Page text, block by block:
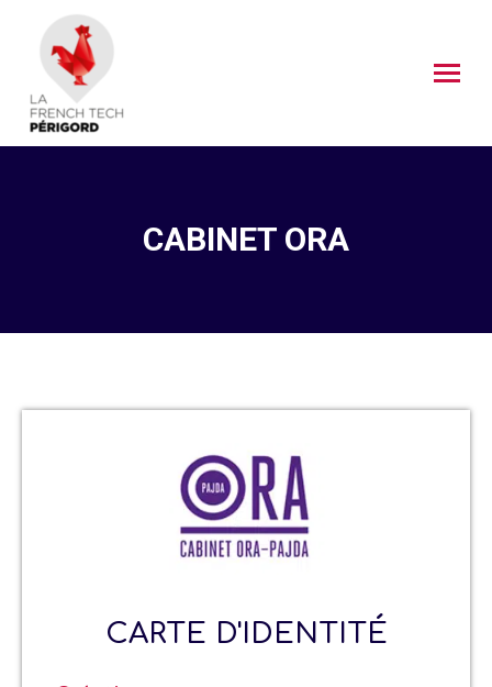
CABINET ORA
CARTE D'IDENTITÉ